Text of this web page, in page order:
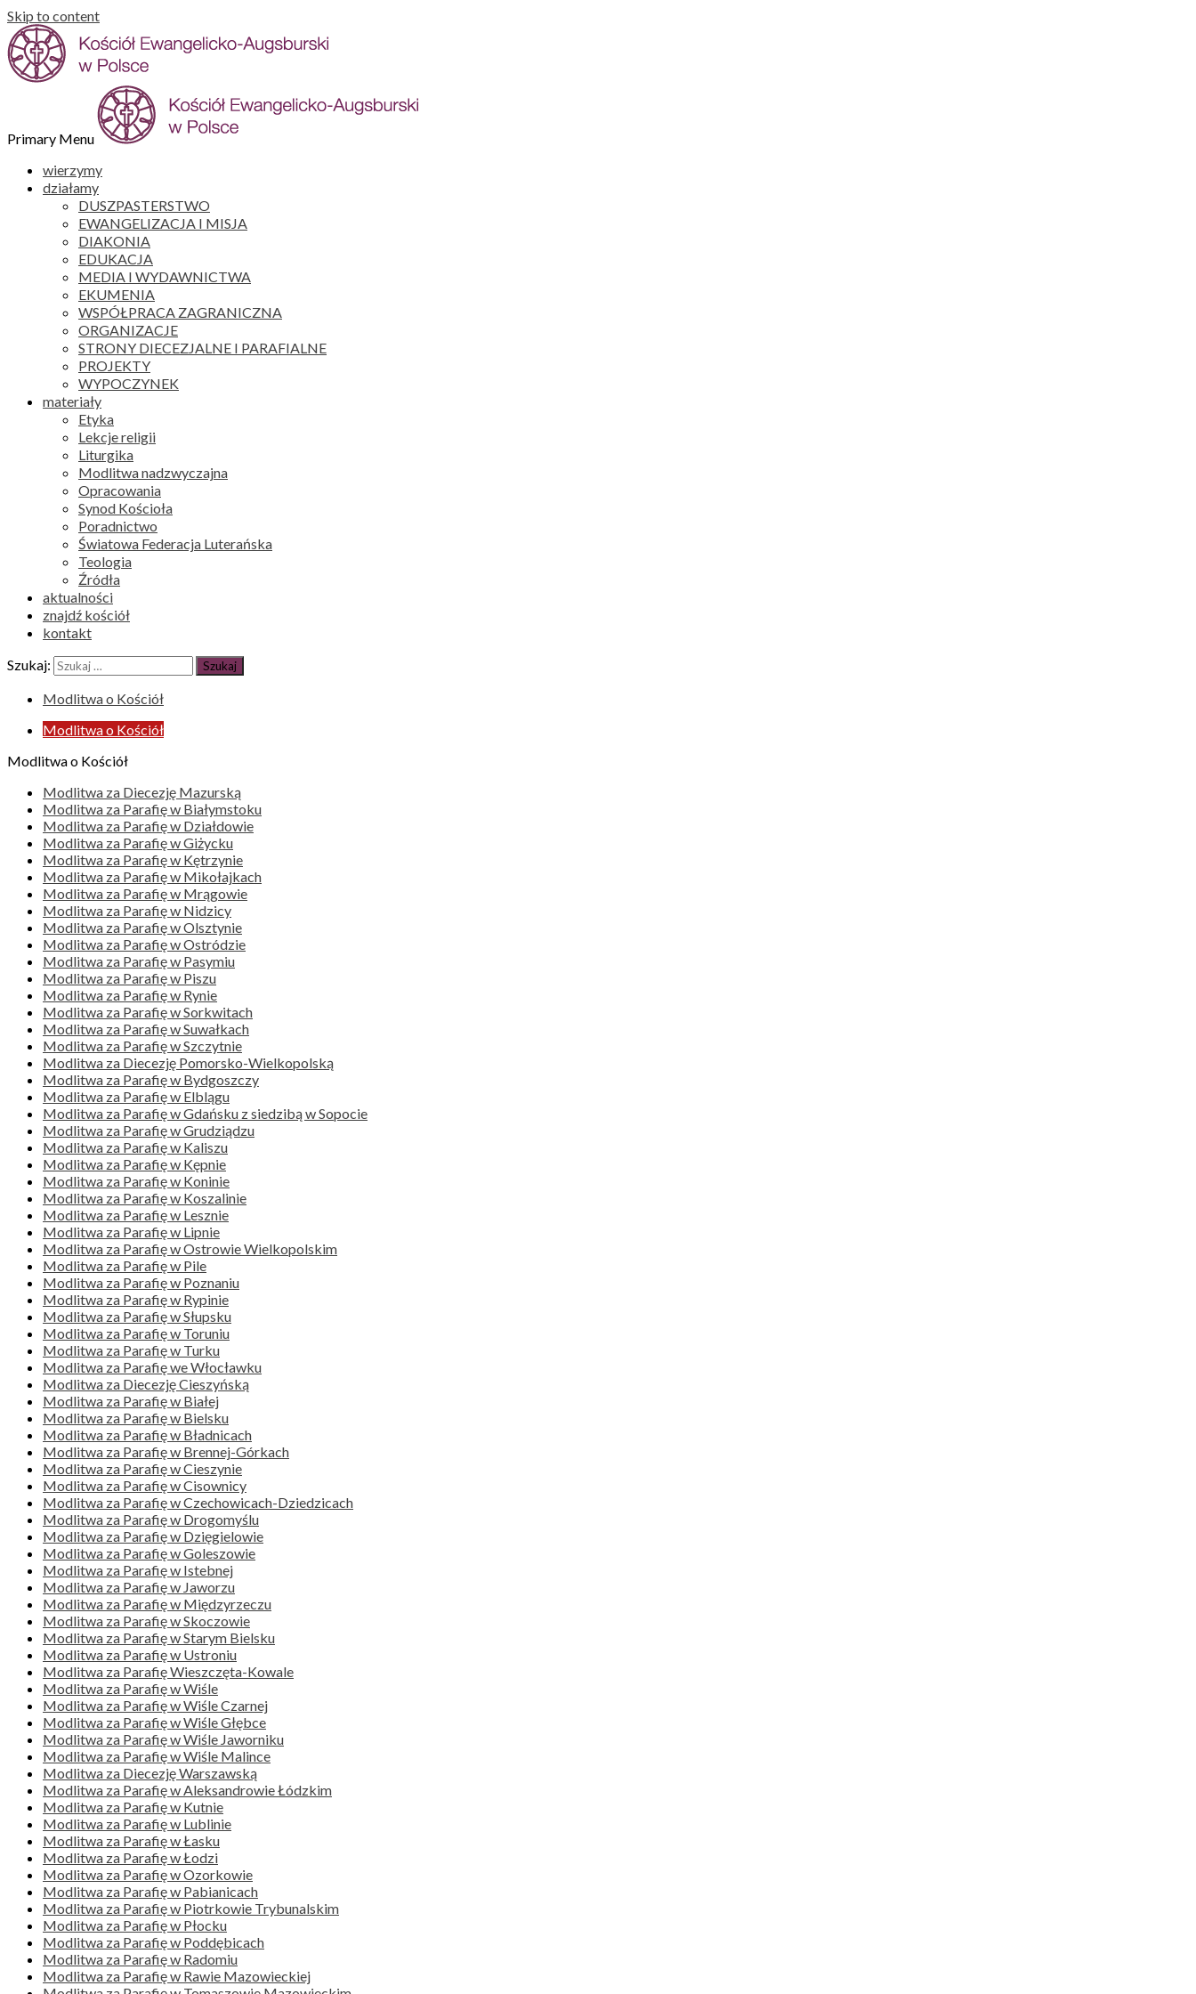
Skip to content
Primary Menu
wierzymy
działamy
DUSZPASTERSTWO
EWANGELIZACJA I MISJA
DIAKONIA
EDUKACJA
MEDIA I WYDAWNICTWA
EKUMENIA
WSPÓŁPRACA ZAGRANICZNA
ORGANIZACJE
STRONY DIECEZJALNE I PARAFIALNE
PROJEKTY
WYPOCZYNEK
materiały
Etyka
Lekcje religii
Liturgika
Modlitwa nadzwyczajna
Opracowania
Synod Kościoła
Poradnictwo
Światowa Federacja Luterańska
Teologia
Źródła
aktualności
znajdź kościół
kontakt
Szukaj:
Modlitwa o Kościół
Modlitwa o Kościół
Modlitwa o Kościół
Modlitwa za Diecezję Mazurską
Modlitwa za Parafię w Białymstoku
Modlitwa za Parafię w Działdowie
Modlitwa za Parafię w Giżycku
Modlitwa za Parafię w Kętrzynie
Modlitwa za Parafię w Mikołajkach
Modlitwa za Parafię w Mrągowie
Modlitwa za Parafię w Nidzicy
Modlitwa za Parafię w Olsztynie
Modlitwa za Parafię w Ostródzie
Modlitwa za Parafię w Pasymiu
Modlitwa za Parafię w Piszu
Modlitwa za Parafię w Rynie
Modlitwa za Parafię w Sorkwitach
Modlitwa za Parafię w Suwałkach
Modlitwa za Parafię w Szczytnie
Modlitwa za Diecezję Pomorsko-Wielkopolską
Modlitwa za Parafię w Bydgoszczy
Modlitwa za Parafię w Elblągu
Modlitwa za Parafię w Gdańsku z siedzibą w Sopocie
Modlitwa za Parafię w Grudziądzu
Modlitwa za Parafię w Kaliszu
Modlitwa za Parafię w Kępnie
Modlitwa za Parafię w Koninie
Modlitwa za Parafię w Koszalinie
Modlitwa za Parafię w Lesznie
Modlitwa za Parafię w Lipnie
Modlitwa za Parafię w Ostrowie Wielkopolskim
Modlitwa za Parafię w Pile
Modlitwa za Parafię w Poznaniu
Modlitwa za Parafię w Rypinie
Modlitwa za Parafię w Słupsku
Modlitwa za Parafię w Toruniu
Modlitwa za Parafię w Turku
Modlitwa za Parafię we Włocławku
Modlitwa za Diecezję Cieszyńską
Modlitwa za Parafię w Białej
Modlitwa za Parafię w Bielsku
Modlitwa za Parafię w Bładnicach
Modlitwa za Parafię w Brennej-Górkach
Modlitwa za Parafię w Cieszynie
Modlitwa za Parafię w Cisownicy
Modlitwa za Parafię w Czechowicach-Dziedzicach
Modlitwa za Parafię w Drogomyślu
Modlitwa za Parafię w Dzięgielowie
Modlitwa za Parafię w Goleszowie
Modlitwa za Parafię w Istebnej
Modlitwa za Parafię w Jaworzu
Modlitwa za Parafię w Międzyrzeczu
Modlitwa za Parafię w Skoczowie
Modlitwa za Parafię w Starym Bielsku
Modlitwa za Parafię w Ustroniu
Modlitwa za Parafię Wieszczęta-Kowale
Modlitwa za Parafię w Wiśle
Modlitwa za Parafię w Wiśle Czarnej
Modlitwa za Parafię w Wiśle Głębce
Modlitwa za Parafię w Wiśle Jaworniku
Modlitwa za Parafię w Wiśle Malince
Modlitwa za Diecezję Warszawską
Modlitwa za Parafię w Aleksandrowie Łódzkim
Modlitwa za Parafię w Kutnie
Modlitwa za Parafię w Lublinie
Modlitwa za Parafię w Łasku
Modlitwa za Parafię w Łodzi
Modlitwa za Parafię w Ozorkowie
Modlitwa za Parafię w Pabianicach
Modlitwa za Parafię w Piotrkowie Trybunalskim
Modlitwa za Parafię w Płocku
Modlitwa za Parafię w Poddębicach
Modlitwa za Parafię w Radomiu
Modlitwa za Parafię w Rawie Mazowieckiej